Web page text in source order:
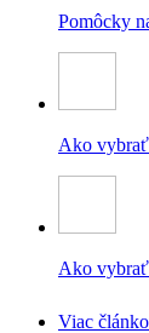
Pomôcky
Ako vybrať
Ako
Viac